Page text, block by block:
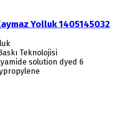
Yolluk 1405145032
Teknolojisi
solution dyed 6